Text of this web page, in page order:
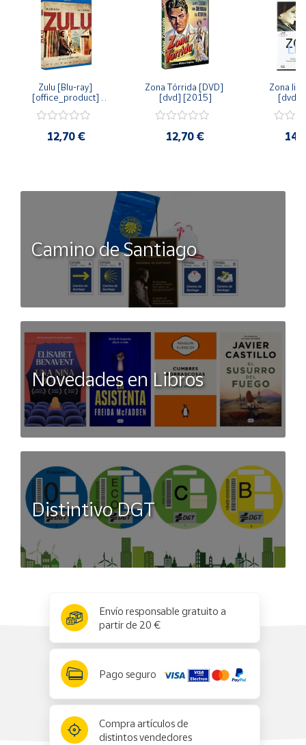
Zulu [Blu-ray]
[office_product]
12,70 €
Zona Tórrida [DVD]
[dvd] [2015]
12,70 €
Zona
[dvd]
Camino de Santiago
Novedades en Libros
Distintivo DGT
Envío responsable gratuito a
partir de 20 €
Pago seguro
Compra artículos de
distintos vendedores